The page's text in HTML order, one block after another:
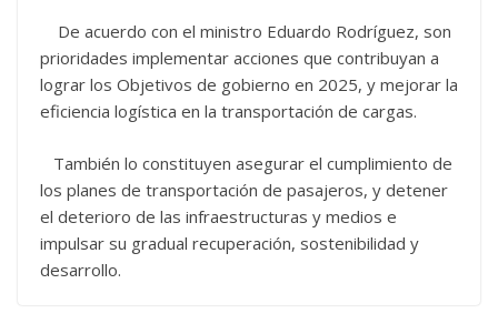
De acuerdo con el ministro Eduardo Rodríguez, son
prioridades implementar acciones que contribuyan a
lograr los Objetivos de gobierno en 2025, y mejorar la
eficiencia logística en la transportación de cargas.
También lo constituyen asegurar el cumplimiento de
los planes de transportación de pasajeros, y detener
el deterioro de las infraestructuras y medios e
impulsar su gradual recuperación, sostenibilidad y
desarrollo.